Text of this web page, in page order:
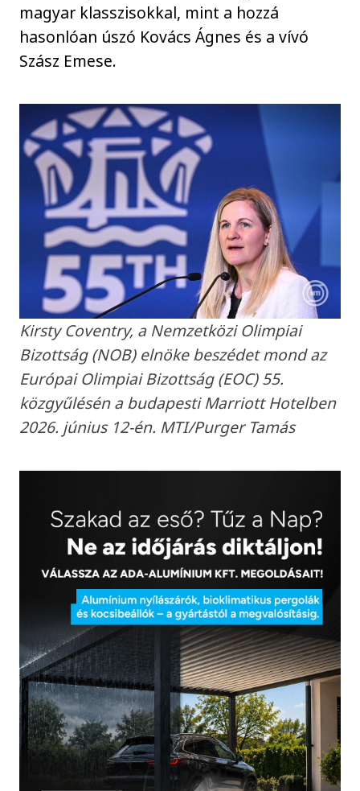
magyar klasszisokkal, mint a hozzá
hasonlóan úszó Kovács Ágnes és a vívó
Szász Emese.
Kirsty Coventry, a Nemzetközi Olimpiai
Bizottság (NOB) elnöke beszédet mond az
Európai Olimpiai Bizottság (EOC) 55.
közgyűlésén a budapesti Marriott Hotelben
2026. június 12-én. MTI/Purger Tamás